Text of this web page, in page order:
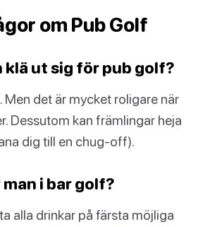
om Pub Golf
klä ut sig för pub golf?
Men det är mycket roligare när
Dessutom kan främlingar heja
dig till en chug-off).
i bar golf?
alla drinkar på färsta möjliga